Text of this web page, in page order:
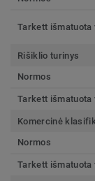
Tarkett išmatuota
Rišiklio turinys
Normos
Tarkett išmatuota
Komercinė
Normos
Tarkett išmatuota